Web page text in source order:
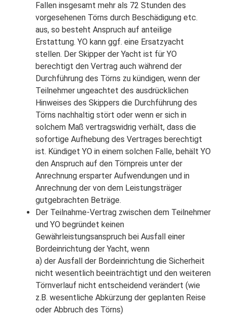
Fallen insgesamt mehr als 72 Stunden des
vorgesehenen Törns durch Beschädigung etc.
aus, so besteht Anspruch auf anteilige
Erstattung. YO kann ggf. eine Ersatzyacht
stellen. Der Skipper der Yacht ist für YO
berechtigt den Vertrag auch während der
Durchführung des Törns zu kündigen, wenn der
Teilnehmer ungeachtet des ausdrücklichen
Hinweises des Skippers die Durchführung des
Törns nachhaltig stört oder wenn er sich in
solchem Maß vertragswidrig verhält, dass die
sofortige Aufhebung des Vertrages berechtigt
ist. Kündiget YO in einem solchen Falle, behält YO
den Anspruch auf den Törnpreis unter der
Anrechnung ersparter Aufwendungen und in
Anrechnung der von dem Leistungsträger
gutgebrachten Beträge.
Der Teilnahme-Vertrag zwischen dem Teilnehmer
und YO begründet keinen
Gewährleistungsanspruch bei Ausfall einer
Bordeinrichtung der Yacht, wenn
a) der Ausfall der Bordeinrichtung die Sicherheit
nicht wesentlich beeinträchtigt und den weiteren
Törnverlauf nicht entscheidend verändert (wie
z.B. wesentliche Abkürzung der geplanten Reise
oder Abbruch des Törns)